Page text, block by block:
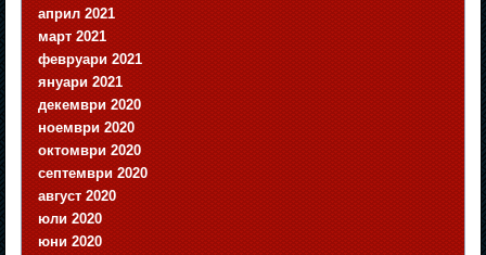
април 2021
март 2021
февруари 2021
януари 2021
декември 2020
ноември 2020
октомври 2020
септември 2020
август 2020
юли 2020
юни 2020